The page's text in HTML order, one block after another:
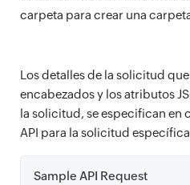
carpeta para crear una
Los detalles de la solicitud
encabezados y los atributos
la solicitud, se especifican en
API para la solicitud
Sample API Request